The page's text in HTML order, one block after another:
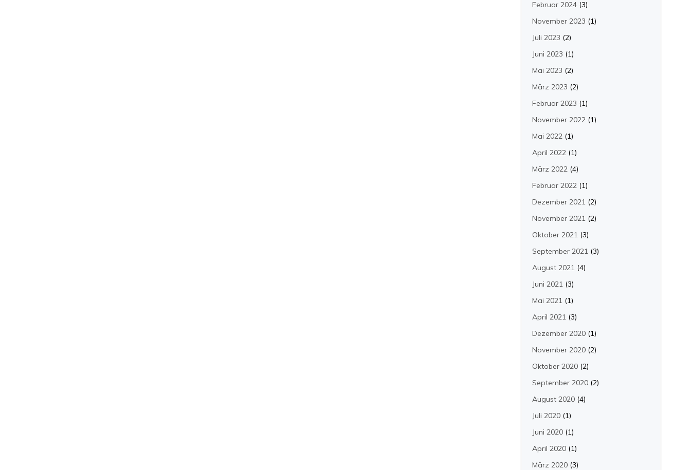
Februar 2024(3)
November 2023 (1)
Juli 2023 (2)
Juni 2023 (1)
Mai 2023 (2)
März 2023 (2)
Februar 2023 (1)
November 2022(1)
Mai 2022(1)
April 2022(1)
März 2022(4)
Februar 2022(1)
Dezember 2021(2)
November 2021(2)
Oktober 2021(3)
September 2021(3)
August 2021(4)
Juni 2021(3)
Mai 2021(1)
April 2021(3)
Dezember 2020(1)
November 2020(2)
Oktober 2020(2)
September 2020(2)
August 2020(4)
Juli 2020(1)
Juni 2020(1)
April 2020(1)
März 2020(3)